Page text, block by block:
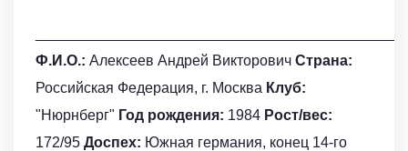
Ф.И.О.: Алексеев Андрей Викторович Страна:
Российская Федерация, г. Москва Клуб:
"Нюрнберг" Год рождения: 1984 Рост/вес:
172/95 Доспех: Южная германия, конец 14-го